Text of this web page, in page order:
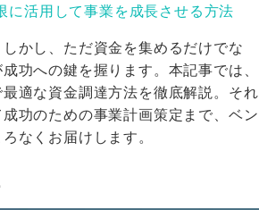
に活用して事業を成長させる方法
かし、ただ資金を集めるだけでな
功への鍵を握ります。本記事では、
適な資金調達方法を徹底解説。それ
功のための事業計画策定まで、ベン
なくお届けします。